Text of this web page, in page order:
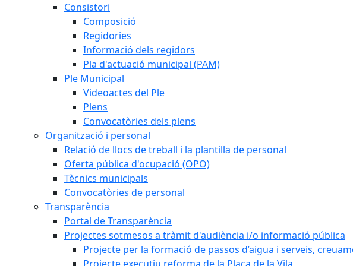
Consistori
Composició
Regidories
Informació dels regidors
Pla d'actuació municipal (PAM)
Ple Municipal
Videoactes del Ple
Plens
Convocatòries dels plens
Organització i personal
Relació de llocs de treball i la plantilla de personal
Oferta pública d'ocupació (OPO)
Tècnics municipals
Convocatòries de personal
Transparència
Portal de Transparència
Projectes sotmesos a tràmit d'audiència i/o informació pública
Projecte per la formació de passos d’aigua i serveis,